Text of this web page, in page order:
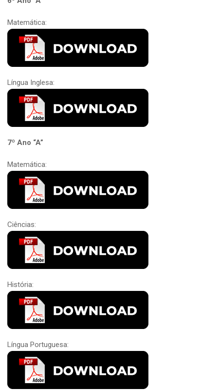
Matemática:
Língua Inglesa:
7º Ano “A”
Matemática:
Ciências:
História:
Língua Portuguesa: